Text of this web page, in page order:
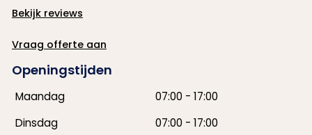
Bekijk reviews
Vraag offerte aan
Openingstijden
Maandag 07:00 - 17:00
Dinsdag
07:00 - 17:00